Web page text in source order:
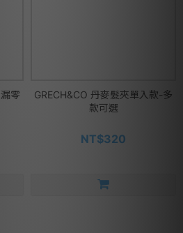
零
GRECH&CO 丹麥髮夾單入款-多
款可選
NT$320